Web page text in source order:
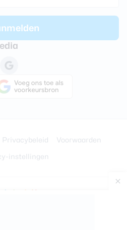
Privacybeleid
Voorwaarden
instellingen